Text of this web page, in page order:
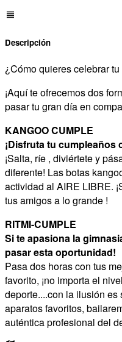
Descripción
¿Cómo quieres celebrar
¡Aquí te ofrecemos dos
pasar tu gran día en
KANGOO CUMPLE
¡Disfruta tu
¡Salta, ríe , diviértete y
diferente! Las botas
actividad al AIRE LIBRE.
tus amigos a lo grande !
RITMI-CUMPLE
Si te apasiona la
pasar esta oportunidad!
Pasa dos horas con tus
favorito, ¡no importa el
deporte....con la ilusión es
aparatos favoritos,
auténtica profesional del